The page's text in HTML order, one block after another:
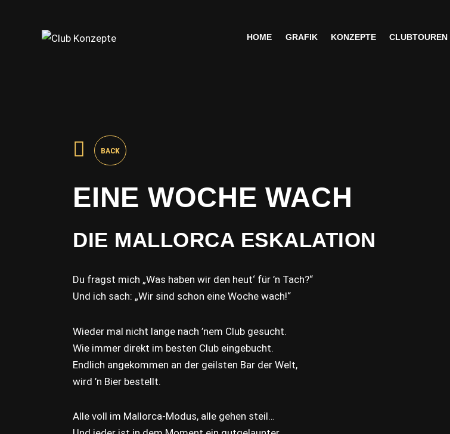
HOME GRAFIK KONZEPTE CLUBTOUREN
BACK
EINE WOCHE WACH
DIE MALLORCA ESKALATION
Du fragst mich „Was haben wir den heut‘ für ’n Tach?“
Und ich sach: „Wir sind schon eine Woche wach!“
Wieder mal nicht lange nach ’nem Club gesucht.
Wie immer direkt im besten Club eingebucht.
Endlich angekommen an der geilsten Bar der Welt,
wird ’n Bier bestellt.
Alle voll im Mallorca-Modus, alle gehen steil…